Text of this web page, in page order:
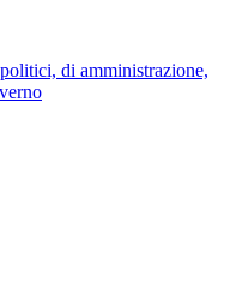
di amministrazione,